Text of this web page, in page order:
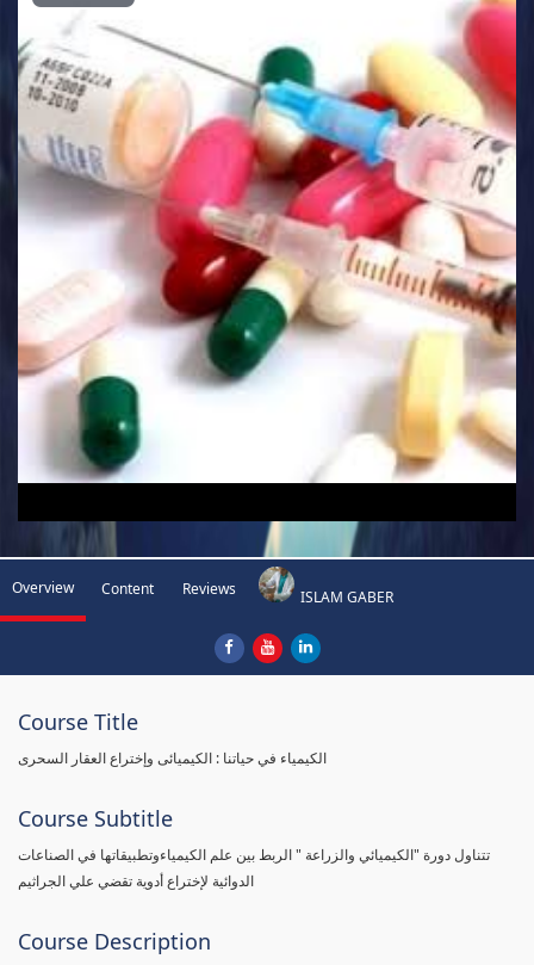
Play
Video
Overview Content Reviews ISLAM GABER
Course Title
الكيمياء في حياتنا : الكيميائى وإختراع العقار السحرى
Course Subtitle
تتناول دورة "الكيميائي والزراعة " الربط بين علم الكيمياءوتطبيقاتها في الصناعات
الدوائية لإختراع أدوية تقضي علي الجراثيم
Course Description